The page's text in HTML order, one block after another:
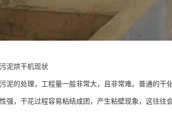
污泥烘干机现状
污泥的处理，工程量一般非常大，且非常难。普通的干
性强，干花过程容易粘结成团，产生粘壁现象，这往往